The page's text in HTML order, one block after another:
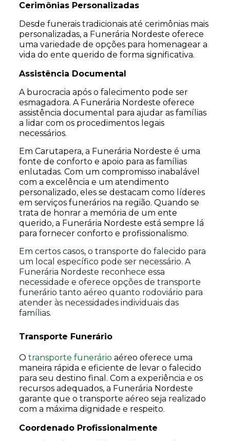
Cerimônias Personalizadas
Desde funerais tradicionais até cerimônias mais
personalizadas, a Funerária Nordeste oferece
uma variedade de opções para homenagear a
vida do ente querido de forma significativa.
Assistência Documental
A burocracia após o falecimento pode ser
esmagadora. A Funerária Nordeste oferece
assistência documental para ajudar as famílias
a lidar com os procedimentos legais
necessários.
Em Carutapera, a Funerária Nordeste é uma
fonte de conforto e apoio para as famílias
enlutadas. Com um compromisso inabalável
com a excelência e um atendimento
personalizado, eles se destacam como líderes
em serviços funerários na região. Quando se
trata de honrar a memória de um ente
querido, a Funerária Nordeste está sempre lá
para fornecer conforto e profissionalismo.
Em certos casos, o transporte do falecido para
um local específico pode ser necessário. A
Funerária Nordeste reconhece essa
necessidade e oferece opções de transporte
funerário tanto aéreo quanto rodoviário para
atender às necessidades individuais das
famílias.
Transporte Funerário
O transporte funerário aéreo oferece uma
maneira rápida e eficiente de levar o falecido
para seu destino final. Com a experiência e os
recursos adequados, a Funerária Nordeste
garante que o transporte aéreo seja realizado
com a máxima dignidade e respeito.
Coordenado Profissionalmente